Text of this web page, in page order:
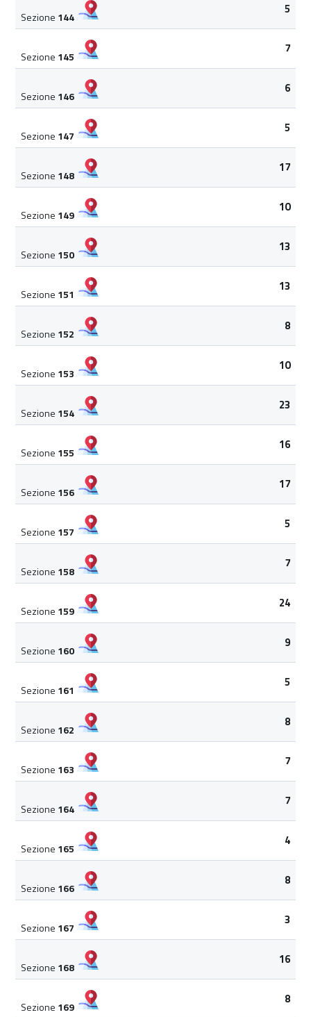
Sezione 144
5
Sezione 145
7
Sezione 146
6
Sezione 147
5
Sezione 148
17
Sezione 149
10
Sezione 150
13
Sezione 151
13
Sezione 152
8
Sezione 153
10
Sezione 154
23
Sezione 155
16
Sezione 156
17
Sezione 157
5
Sezione 158
7
Sezione 159
24
Sezione 160
9
Sezione 161
5
Sezione 162
8
Sezione 163
7
Sezione 164
7
Sezione 165
4
Sezione 166
8
Sezione 167
3
Sezione 168
16
Sezione 169
8